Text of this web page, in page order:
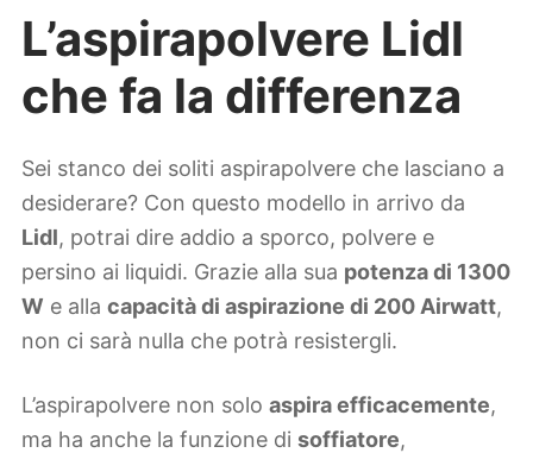
L’aspirapolvere Lidl
che fa la differenza
Sei stanco dei soliti aspirapolvere che lasciano a
desiderare? Con questo modello in arrivo da
Lidl, potrai dire addio a sporco, polvere e
persino ai liquidi. Grazie alla sua potenza di 1300
W e alla capacità di aspirazione di 200 Airwatt,
non ci sarà nulla che potrà resistergli.
L’aspirapolvere non solo aspira efficacemente,
ma ha anche la funzione di soffiatore,